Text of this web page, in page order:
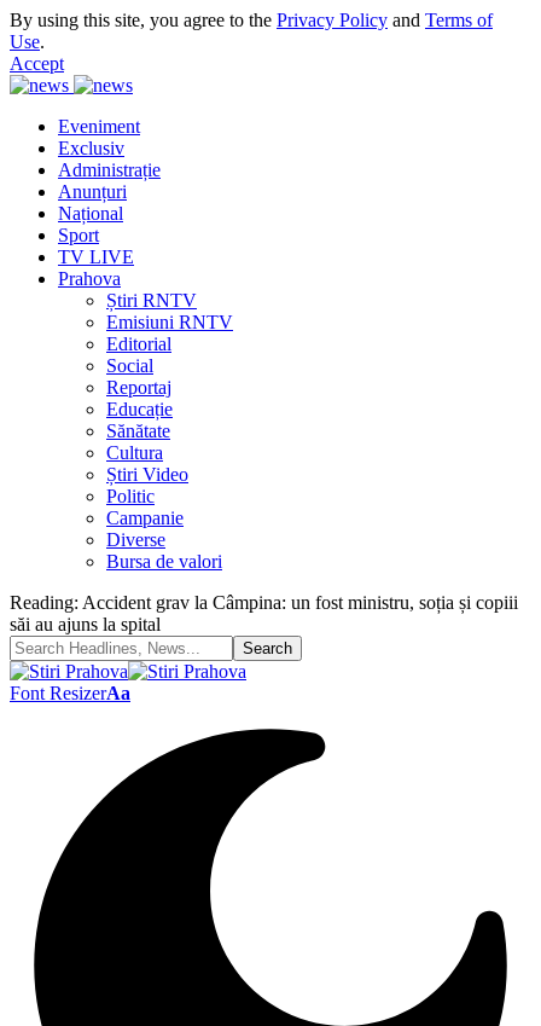
By using this site, you agree to the Privacy Policy and Terms of
Use.
Accept
Eveniment
Exclusiv
Administrație
Anunțuri
Național
Sport
TV LIVE
Prahova
Știri RNTV
Emisiuni RNTV
Editorial
Social
Reportaj
Educație
Sănătate
Cultura
Știri Video
Politic
Campanie
Diverse
Bursa de valori
Reading: Accident grav la Câmpina: un fost ministru, soția și copiii
săi au ajuns la spital
Font ResizerAa